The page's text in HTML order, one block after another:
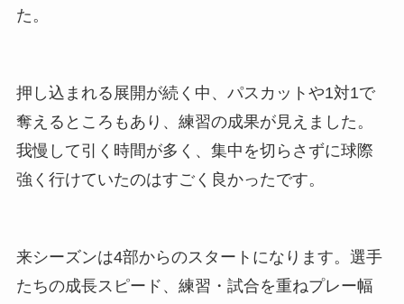
た。
押し込まれる展開が続く中、パスカットや1対1で
奪えるところもあり、練習の成果が見えました。
我慢して引く時間が多く、集中を切らさずに球際
強く行けていたのはすごく良かったです。
来シーズンは4部からのスタートになります。選手
たちの成長スピード、練習・試合を重ねプレー幅